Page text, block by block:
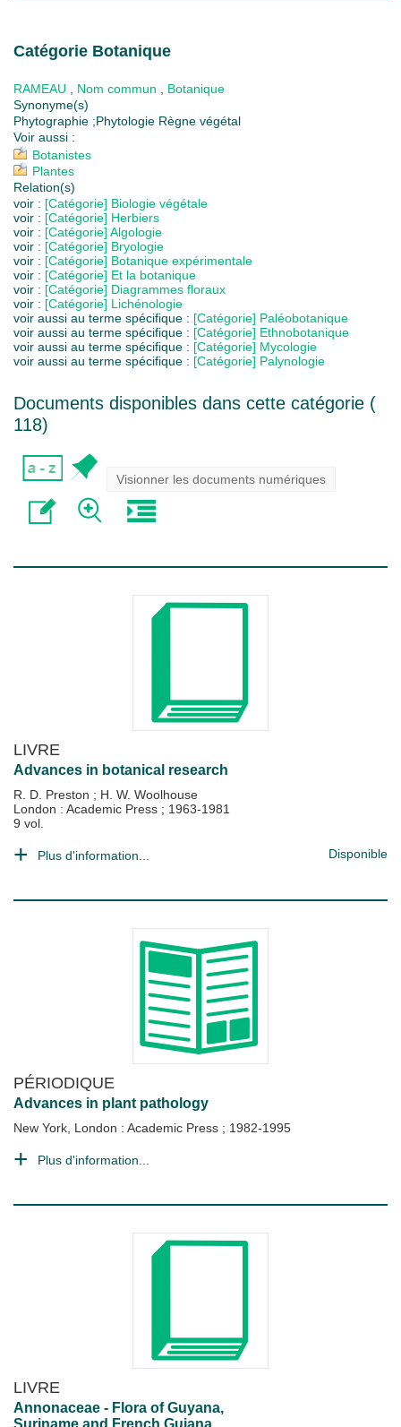
Catégorie Botanique
RAMEAU Nom commun
Botanique
Synonyme(s)
Phytographie ;Phytologie Règne végétal
Voir aussi :
Botanistes
Plantes
Relation(s)
voir : [Catégorie] Biologie végétale
voir : [Catégorie] Herbiers
voir : [Catégorie] Algologie
voir : [Catégorie] Bryologie
voir : [Catégorie] Botanique expérimentale
voir : [Catégorie] Et la botanique
voir : [Catégorie] Diagrammes floraux
voir : [Catégorie] Lichénologie
voir aussi au terme spécifique : [Catégorie] Paléobotanique
voir aussi au terme spécifique : [Catégorie] Ethnobotanique
voir aussi au terme spécifique : [Catégorie] Mycologie
voir aussi au terme spécifique : [Catégorie] Palynologie
Documents disponibles dans cette catégorie (
118)
Visionner les documents numériques
LIVRE
Advances in botanical research
R. D. Preston ; H. W. Woolhouse
London : Academic Press ; 1963-1981
9 vol.
Plus d'information... Disponible
PÉRIODIQUE
Advances in plant pathology
New York, London : Academic Press ; 1982-1995
Plus d'information...
LIVRE
Annonaceae - Flora of Guyana,
Suriname and French Guiana